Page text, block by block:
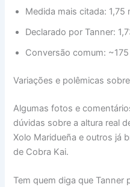
Medida mais citada: 1,75
Declarado por Tanner:
Conversão comum:
Variações e polêmicas
Algumas fotos e
dúvidas sobre a altura real
Xolo Maridueña e outros já
de Cobra Kai.
Tem quem diga que Tanner